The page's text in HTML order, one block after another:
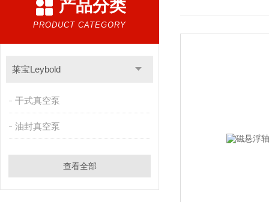
产品分类
PRODUCT CATEGORY
莱宝Leybold
干式真空泵
油封真空泵
查看全部